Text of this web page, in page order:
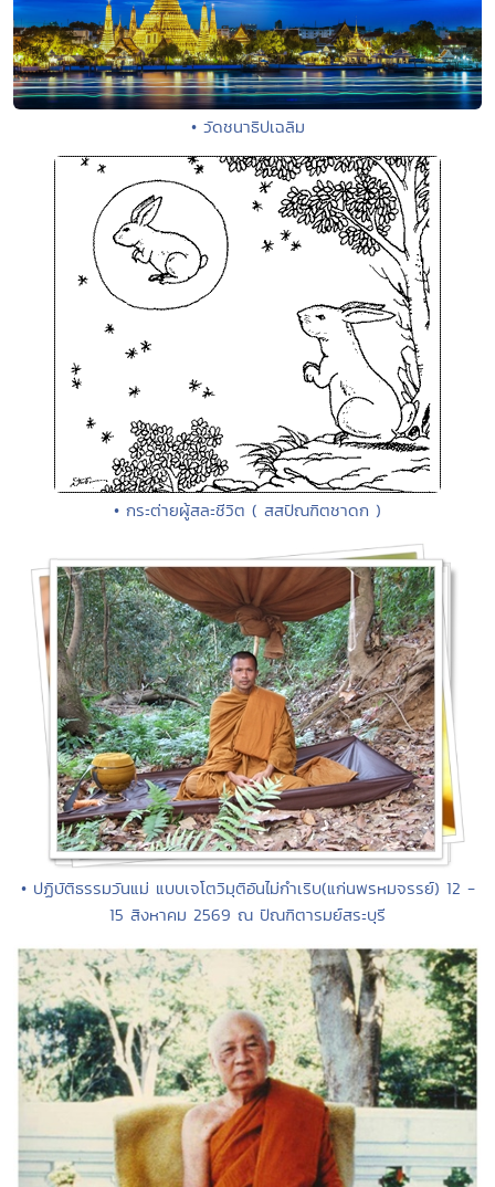
• วัดชนาธิปเฉลิม
• กระต่ายผู้สละชีวิต ( สสปัณฑิตชาดก )
• ปฏิบัติธรรมวันแม่ แบบเจโตวิมุติอันไม่กำเริบ(แก่นพรหมจรรย์) 12 -
15 สิงหาคม 2569 ณ ปัณฑิตารมย์สระบุรี